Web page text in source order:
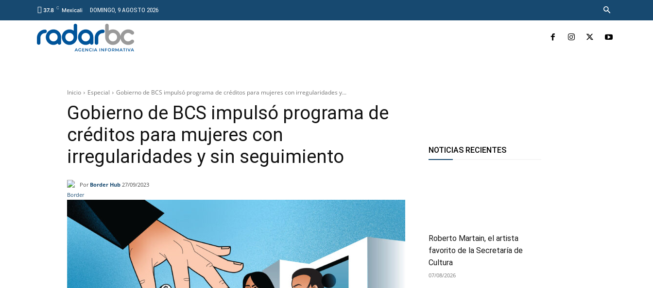
37.8 C Mexicali DOMINGO, 9 AGOSTO 2026
Inicio Especial Gobierno de BCS impulsó programa de créditos para mujeres con irregularidades y...
Gobierno de BCS impulsó programa de
créditos para mujeres con
irregularidades y sin seguimiento
Por Border Hub 27/09/2023
NOTICIAS RECIENTES
Roberto Martain, el artista
favorito de la Secretaría de
Cultura
07/08/2026